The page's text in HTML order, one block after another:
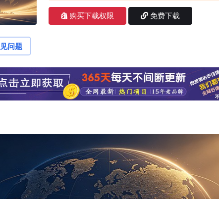
购买下载权限 免费下载
问题